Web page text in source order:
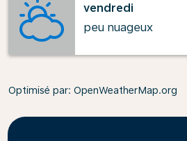
vendredi
peu nuageux
Optimisé par: OpenWeatherMap.org